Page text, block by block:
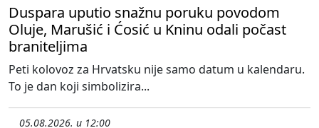
Duspara uputio snažnu poruku povodom
Oluje, Marušić i Ćosić u Kninu odali počast
braniteljima
Peti kolovoz za Hrvatsku nije samo datum u kalendaru.
To je dan koji simbolizira...
05.08.2026. u 12:00